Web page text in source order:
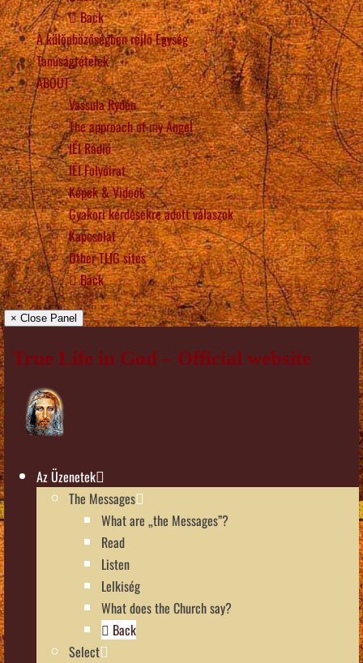
Back
A különbözőségben rejlő Egység
Tanúságtételek
ABOUT
Vassula Rydén
The approach of my Angel
IÉI Rádió
IÉI Folyóirat
Képek & Videók
Gyakori kérdésekre adott válaszok
Kapcsolat
Other TLIG sites
Back
× Close Panel
True Life in God – Official website
Az Üzenetek
The Messages
What are „the Messages”?
Read
Listen
Lelkiség
What does the Church say?
Back
Select